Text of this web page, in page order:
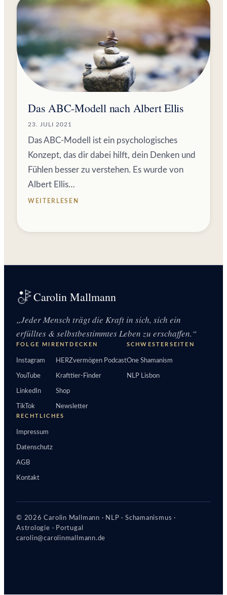
Das ABC-Modell nach Albert Ellis
23. JULI 2021
Das ABC-Modell ist ein psychologisches
Konzept, das dir dabei hilft, dein Denken und
Fühlen besser zu verstehen. Es wurde von
Albert Ellis…
WEITERLESEN
Carolin Mallmann
„Jeder Mensch trägt die Kraft in sich, sich ein
erfülltes & selbstbestimmtes Leben zu erschaffen.“
FOLGE MIR
Instagram
YouTube
LinkedIn
TikTok
ENTDECKEN
HERZvermögen Podcast
Krafttier-Finder
Shop
Newsletter
SCHWESTERSEITEN
One Shamanism
NLP Lisbon
RECHTLICHES
Impressum
Datenschutz
AGB
Kontakt
© 2026 Carolin Mallmann · NLP · Schamanismus ·
Astrologie · Portugal
carolin@carolinmallmann.de